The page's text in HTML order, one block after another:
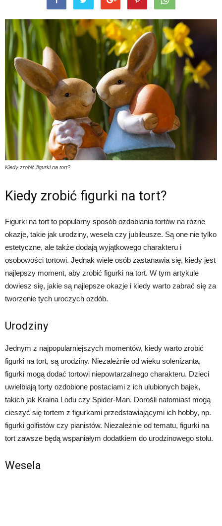
Kiedy zrobić figurki na tort?
Kiedy zrobić figurki na tort?
Figurki na tort to popularny sposób ozdabiania tortów na różne
okazje, takie jak urodziny, wesela czy jubileusze. Są one nie tylko
estetyczne, ale także dodają wyjątkowego charakteru i
osobowości tortowi. Jednak wiele osób zastanawia się, kiedy jest
najlepszy moment, aby zrobić figurki na tort. W tym artykule
dowiesz się, jakie są najlepsze okazje i kiedy warto zabrać się za
tworzenie tych uroczych ozdób.
Urodziny
Jednym z najpopularniejszych momentów, kiedy warto zrobić
figurki na tort, są urodziny. Niezależnie od wieku solenizanta,
figurki mogą dodać tortowi niepowtarzalnego charakteru. Dzieci
uwielbiają torty ozdobione postaciami z ich ulubionych bajek,
takich jak Kraina Lodu czy Spider-Man. Dorośli natomiast mogą
cieszyć się tortem z figurkami przedstawiającymi ich hobby, np.
figurki golfistów czy pianistów. Niezależnie od tematu, figurki na
tort zawsze będą wspaniałym dodatkiem do urodzinowego stołu.
Wesela